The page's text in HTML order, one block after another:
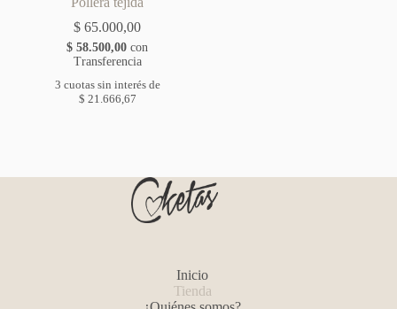
$ 65.000,00
$ 58.500,00 con
Transferencia
3 cuotas sin interés de
$ 21.666,67
Inicio
Tienda